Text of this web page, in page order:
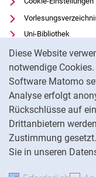
Diese Website
notwendige
Software Matomo
Analyse erfolgt
Rückschlüsse auf
Drittanbietern
Zustimmung
Sie in unseren
Uni-Bibliothek
Moodle
Panopto
Datenschutz
Barrierefreiheit
Transparenter KI-